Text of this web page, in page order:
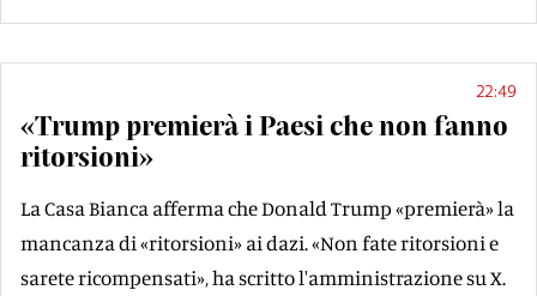
22:49
«Trump premierà i Paesi che non fanno
ritorsioni»
La Casa Bianca afferma che Donald Trump «premierà» la
mancanza di «ritorsioni» ai dazi. «Non fate ritorsioni e
sarete ricompensati», ha scritto l'amministrazione su X.